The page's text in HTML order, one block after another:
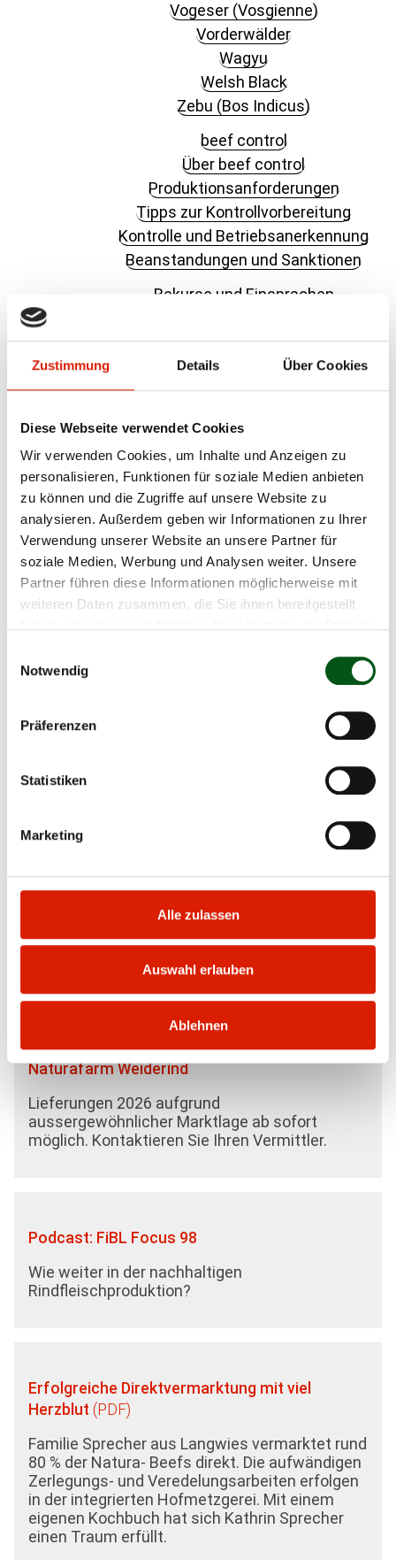
Zustimmung Details Über Cookies
Diese Webseite verwendet Cookies
Wir verwenden Cookies, um Inhalte und Anzeigen zu
personalisieren, Funktionen für soziale Medien anbieten
zu können und die Zugriffe auf unsere Website zu
analysieren. Außerdem geben wir Informationen zu Ihrer
Verwendung unserer Website an unsere Partner für
soziale Medien, Werbung und Analysen weiter. Unsere
Partner führen diese Informationen möglicherweise mit
weiteren Daten zusammen, die Sie ihnen bereitgestellt
Notwendig
Präferenzen
Statistiken
Marketing
Alle zulassen
Auswahl erlauben
Ablehnen
Vogeser (Vosgienne)
Vorderwälder
Wagyu
Welsh Black
Zebu (Bos Indicus)
beef control
Über beef control
Produktionsanforderungen
Tipps zur Kontrollvorbereitung
Kontrolle und Betriebsanerkennung
Beanstandungen und Sanktionen
Rekurse und Einsprachen
Rekursdelegation
Stallmasse für Mütterkühe und
Häufige Fragen an beef control
Nehmen Sie mit uns Kontakt auf
Dokumente
Verein Mutterkuh Schweiz
Label und Markenprogramme
Fleischrinderherdebuch (FLHB)
Produzenten Service
beef control
Fachinfos
Label
Natura-Beef – ist eine Ablieferung im Sommer
/ Herbst wirtschaftlich?
Naturafarm Weiderind
Lieferungen 2026 aufgrund
aussergewöhnlicher Marktlage ab sofort
möglich. Kontaktieren Sie Ihren Vermittler.
Podcast: FiBL Focus 98
Wie weiter in der nachhaltigen
Rindfleischproduktion?
Erfolgreiche Direktvermarktung mit viel
Herzblut
Familie Sprecher aus Langwies vermarktet rund
80 % der Natura- Beefs direkt. Die aufwändigen
Zerlegungs- und Veredelungsarbeiten erfolgen
in der integrierten Hofmetzgerei. Mit einem
eigenen Kochbuch hat sich Kathrin Sprecher
einen Traum erfüllt.